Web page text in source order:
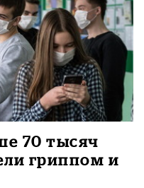
70 тысяч
гриппом и